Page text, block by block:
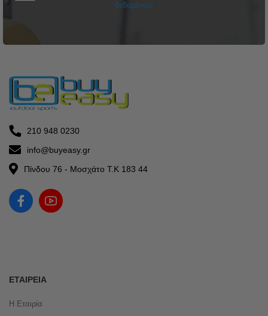
δεδομένων
210 948 0230
info@buyeasy.gr
Πίνδου 76 - Μοσχάτο Τ.Κ 183 44
ΕΤΑΙΡΕΊΑ
Η Εταιρία